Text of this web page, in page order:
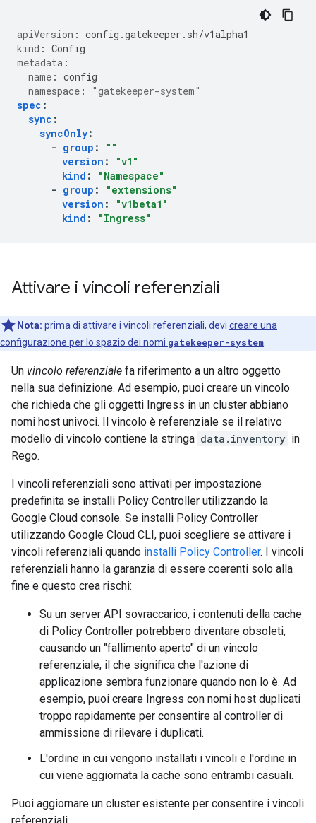
apiVersion : config.gatekeeper.sh/v1alpha1
kind : Config
metadata :
name : config
namespace :
"gatekeeper-system"
spec :
sync :
syncOnly:
- group :
""
version :
"v1"
kind :
"Namespace"
- group :
"extensions"
version :
"v1beta1"
kind : "Ingress"
Attivare i vincoli referenziali
Nota: prima di attivare i vincoli referenziali, devi creare una
configurazione per lo spazio dei nomi gatekeeper-system
Un vincolo referenziale fa riferimento a un altro oggetto
nella sua definizione. Ad esempio, puoi creare un vincolo
che richieda che gli oggetti Ingress in un cluster abbiano
nomi host univoci. Il vincolo è referenziale se il relativo
modello di vincolo contiene la stringa data.inventory in
Rego.
I vincoli referenziali sono attivati per impostazione
predefinita se installi Policy Controller utilizzando la
Google Cloud console. Se installi Policy Controller
utilizzando Google Cloud CLI, puoi scegliere se attivare i
vincoli referenziali quando installi Policy Controller. I vincoli
referenziali hanno la garanzia di essere coerenti solo alla
fine e questo crea rischi:
Su un server API sovraccarico, i contenuti della cache
di Policy Controller potrebbero diventare obsoleti,
causando un "fallimento aperto" di un vincolo
referenziale, il che significa che l'azione di
applicazione sembra funzionare quando non lo è. Ad
esempio, puoi creare Ingress con nomi host duplicati
troppo rapidamente per consentire al controller di
ammissione di rilevare i duplicati.
L'ordine in cui vengono installati i vincoli e l'ordine in
cui viene aggiornata la cache sono entrambi casuali.
Puoi aggiornare un cluster esistente per consentire i vincoli